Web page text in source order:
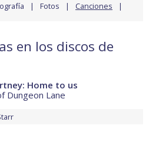
Fotos Canciones
en los discos de
Home to us
Dungeon Lane